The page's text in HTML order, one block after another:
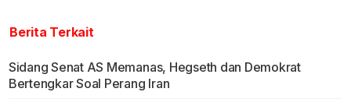
Berita Terkait
Sidang Senat AS Memanas, Hegseth dan Demokrat
Bertengkar Soal Perang Iran